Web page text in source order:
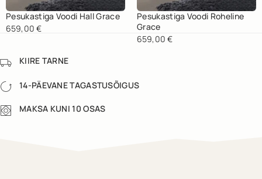
Pesukastiga Voodi Hall Grace
659,00 €
Pesukastiga Voodi Roheline
Grace
659,00 €
KIIRE TARNE
14-PÄEVANE TAGASTUSÕIGUS
MAKSA KUNI 10 OSAS